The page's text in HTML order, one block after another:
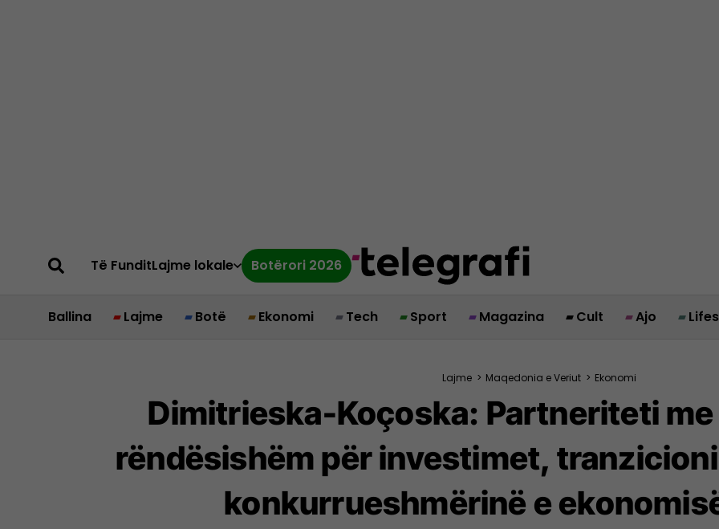
Të FunditLajme lokale Botërori 2026
Ballina Lajme Botë Ekonomi Tech Sport Magazina Cult Ajo
Lajme > Maqedonia e Veriut > Ekonomi
Dimitrieska-Koçoska: Partneriteti me
rëndësishëm për investimet,
konkurrueshmërinë e